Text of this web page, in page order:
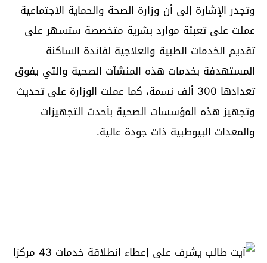
وتجدر الإشارة إلى أن وزارة الصحة والحماية الاجتماعية
عملت على تعبئة موارد بشرية متخصصة ستسهر على
تقديم الخدمات الطبية والعلاجية لفائدة الساكنة
المستهدفة بخدمات هذه المنشآت الصحية والتي يفوق
تعدادها 300 ألف نسمة، كما عملت الوزارة على تحديث
وتجهيز هذه المؤسسات الصحية بأحدث التجهيزات
والمعدات البيوطبية ذات جودة عالية.